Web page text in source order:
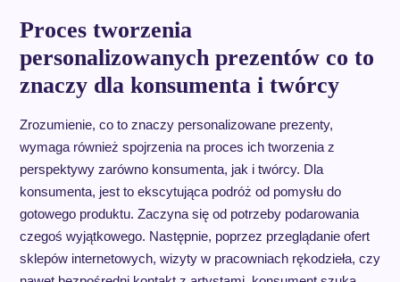
Proces tworzenia
personalizowanych prezentów co to
znaczy dla konsumenta i twórcy
Zrozumienie, co to znaczy personalizowane prezenty,
wymaga również spojrzenia na proces ich tworzenia z
perspektywy zarówno konsumenta, jak i twórcy. Dla
konsumenta, jest to ekscytująca podróż od pomysłu do
gotowego produktu. Zaczyna się od potrzeby podarowania
czegoś wyjątkowego. Następnie, poprzez przeglądanie ofert
sklepów internetowych, wizyty w pracowniach rękodzieła, czy